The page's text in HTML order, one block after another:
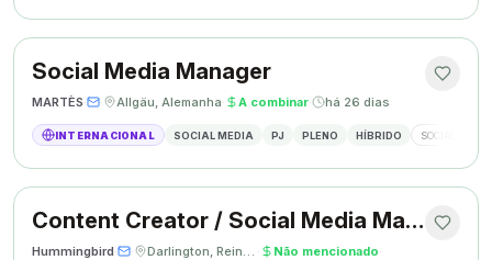
Social Media Manager
MARTÈS· · Allgäu, Alemanha· A combinar· há 26 dias
INTERNACIONAL SOCIAL MEDIA PJ PLENO HÍBRIDO SOCIAL MEDIA
Content Creator / Social Media Manager
Hummingbird· · Darlington, Reino Unido · Não mencionado·